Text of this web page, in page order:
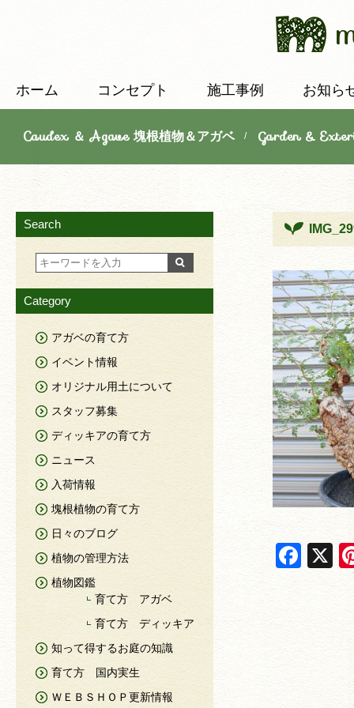
ホーム コンセプト 施工事例 お知ら
Caudex ＆ Agave 塊根植物＆アガベ/Garden &
F
X
Search
Category
アガベの育て方
イベント情報
オリジナル用土について
スタッフ募集
ディッキアの育て方
ニュース
入荷情報
塊根植物の育て方
日々のブログ
植物の管理方法
植物図鑑
育て方 アガベ
育て方 ディッキア
知って得するお庭の知識
育て方 国内実生
ＷＥＢＳＨＯＰ更新情報